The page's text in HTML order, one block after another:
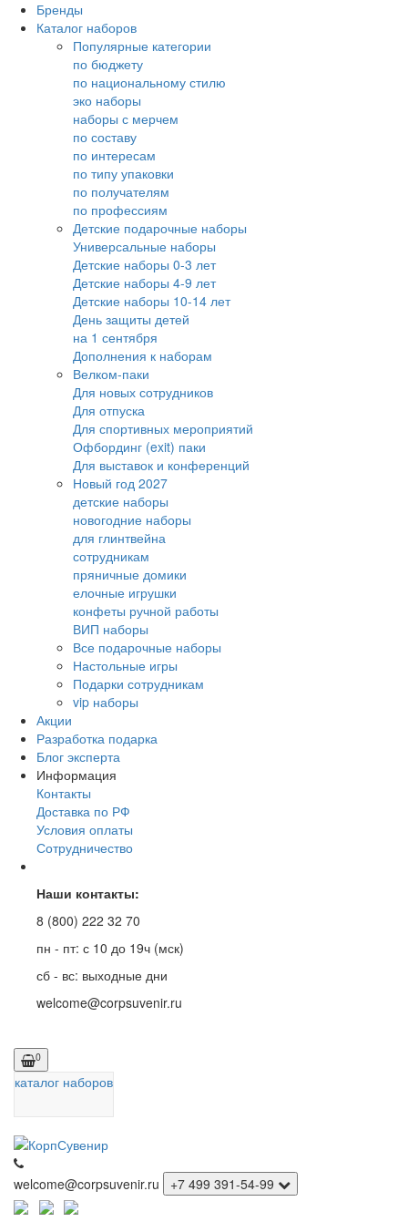
Бренды
Каталог наборов
Популярные категории
по бюджету
по национальному стилю
эко наборы
наборы с мерчем
по составу
по интересам
по типу упаковки
по получателям
по профессиям
Детские подарочные наборы
Универсальные наборы
Детские наборы 0-3 лет
Детские наборы 4-9 лет
Детские наборы 10-14 лет
День защиты детей
на 1 сентября
Дополнения к наборам
Велком-паки
Для новых сотрудников
Для отпуска
Для спортивных мероприятий
Офбординг (exit) паки
Для выставок и конференций
Новый год 2027
детские наборы
новогодние наборы
для глинтвейна
сотрудникам
пряничные домики
елочные игрушки
конфеты ручной работы
ВИП наборы
Все подарочные наборы
Настольные игры
Подарки сотрудникам
vip наборы
Акции
Разработка подарка
Блог эксперта
Информация
Контакты
Доставка по РФ
Условия оплаты
Сотрудничество
Наши контакты:
8 (800) 222 32 70
пн - пт: с 10 до 19ч (мск)
сб - вс: выходные дни
welcome@corpsuvenir.ru
0
каталог наборов
welcome@corpsuvenir.ru +7 499 391-54-99